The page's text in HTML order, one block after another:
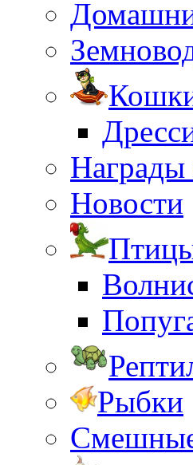
Награды
Новости
Рыбки